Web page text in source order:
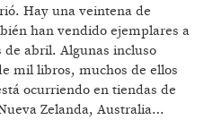
Hay una veintena de
han vendido ejemplares a
de abril. Algunas incluso
mil libros, muchos de ellos
ocurriendo en tiendas de
Zelanda, Australia…